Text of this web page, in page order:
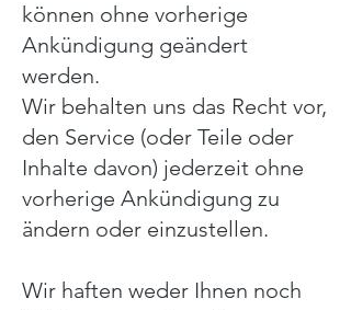
können ohne vorherige
Ankündigung geändert
werden.
Wir behalten uns das Recht vor,
den Service (oder Teile oder
Inhalte davon) jederzeit ohne
vorherige Ankündigung zu
ändern oder einzustellen.
Wir haften weder Ihnen noch